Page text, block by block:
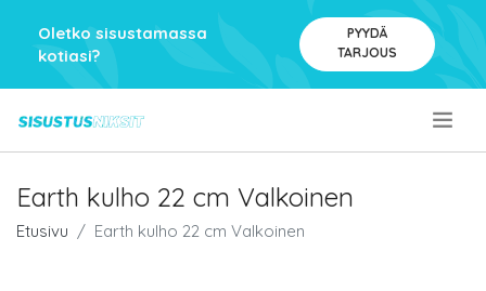
Oletko sisustamassa
kotiasi?
PYYDÄ
TARJOUS
Earth kulho 22 cm Valkoinen
Etusivu Earth kulho 22 cm Valkoinen